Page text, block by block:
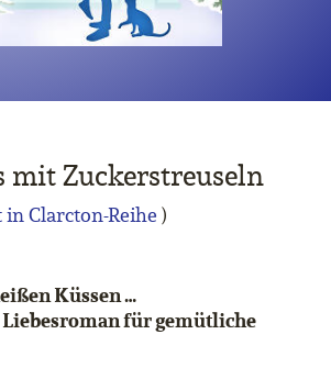
mit Zuckerstreuseln
Clarcton-Reihe )
Küssen …
für gemütliche